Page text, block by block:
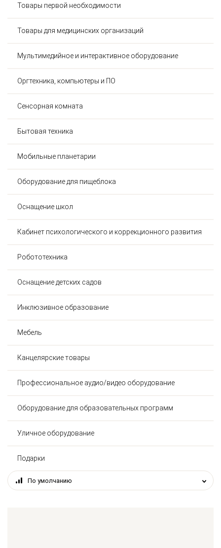
Товары первой необходимости
Товары для медицинских организаций
Мультимедийное и интерактивное оборудование
Оргтехника, компьютеры и ПО
Сенсорная комната
Бытовая техника
Мобильные планетарии
Оборудование для пищеблока
Оснащение школ
Кабинет психологического и коррекционного развития
Робототехника
Оснащение детских садов
Инклюзивное образование
Мебель
Канцелярские товары
Профессиональное аудио/видео оборудование
Оборудование для образовательных программ
Уличное оборудование
Подарки
По умолчанию